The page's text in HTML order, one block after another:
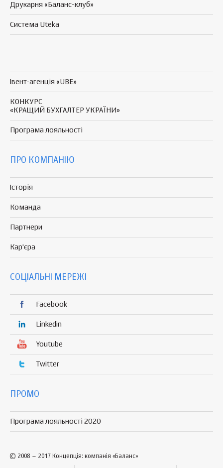
Друкарня «Баланс-клуб»
Система Uteka
Івент-агенція «UBE»
КОНКУРС
«КРАЩИЙ БУХГАЛТЕР УКРАЇНИ»
Програма лояльності
ПРО КОМПАНІЮ
Історія
Команда
Партнери
Кар'єра
СОЦІАЛЬНІ МЕРЕЖІ
Facebook
Linkedin
Youtube
Twitter
ПРОМО
Програма лояльності 2020
© 2008 – 2017 Концепція: компанія «Баланс»